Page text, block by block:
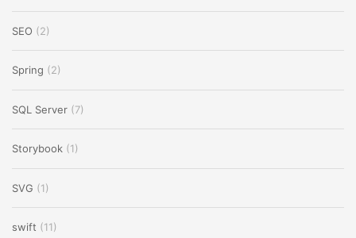
SEO (2)
Spring (2)
SQL Server (7)
Storybook (1)
SVG (1)
swift (11)